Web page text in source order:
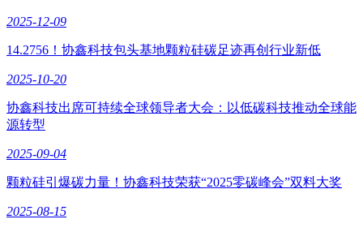
2025-12-09
14.2756！协鑫科技包头基地颗粒硅碳足迹再创行业新低
2025-10-20
协鑫科技出席可持续全球领导者大会：以低碳科技推动全球能
源转型
2025-09-04
颗粒硅引爆碳力量！协鑫科技荣获“2025零碳峰会”双料大奖
2025-08-15